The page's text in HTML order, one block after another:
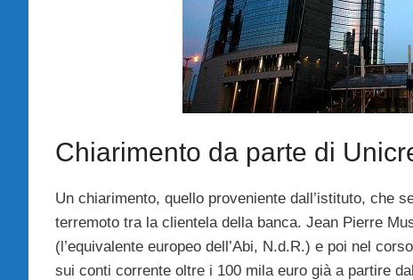
Chiarimento da parte di
Un chiarimento, quello proveniente dall’istituto, che
terremoto tra la clientela della banca. Jean Pierre
(l’equivalente europeo dell’Abi, N.d.R.) e poi nel
sui conti corrente oltre i 100 mila euro già a partire